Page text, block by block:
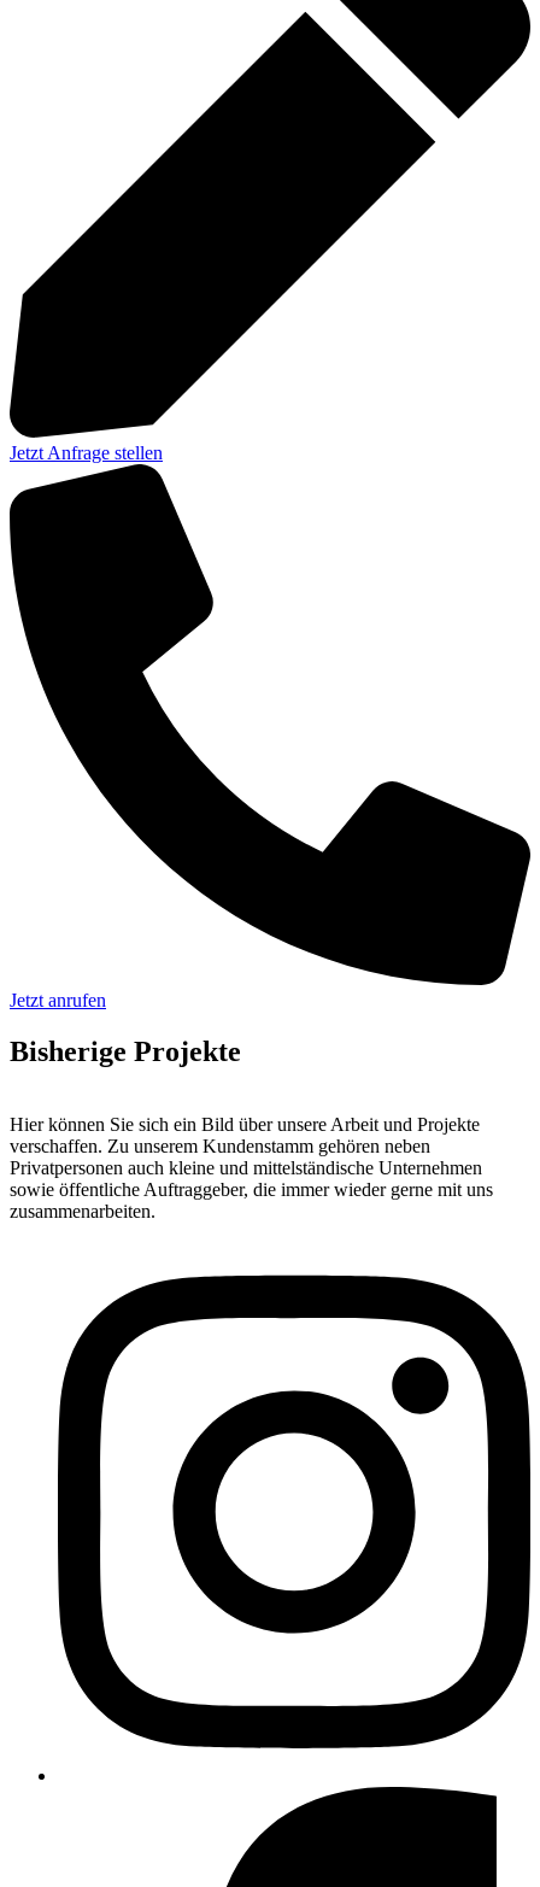
Jetzt Anfrage stellen
Jetzt anrufen
Bisherige Projekte
Hier können Sie sich ein Bild über unsere Arbeit und Projekte
verschaffen. Zu unserem Kundenstamm gehören neben
Privatpersonen auch kleine und mittelständische Unternehmen
sowie öffentliche Auftraggeber, die immer wieder gerne mit uns
zusammenarbeiten.